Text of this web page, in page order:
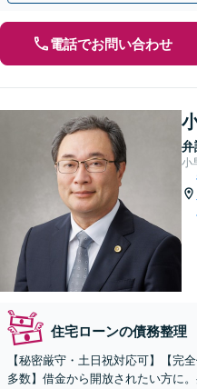
電話でお問い合わせ
弁
小
住宅ローンの債務整理
【秘密厳守・土日祝対応可】【完
多数】借金から開放されたい方に